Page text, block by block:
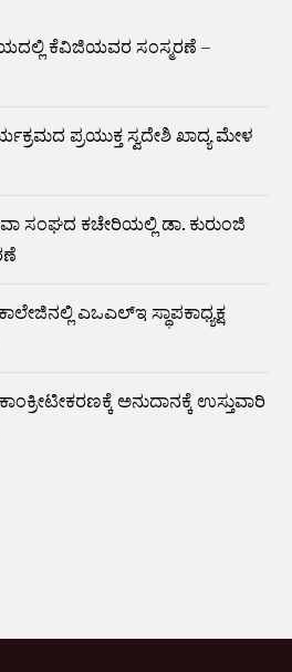
ಕೆವಿಜಿಯವರ ಸಂಸ್ಮರಣೆ –
ಪ್ರಯುಕ್ತ ಸ್ವದೇಶಿ ಖಾದ್ಯ ಮೇಳ
ಸಂಘದ ಕಚೇರಿಯಲ್ಲಿ ಡಾ. ಕುರುಂಜಿ
ಎಒಎಲ್ಇ ಸ್ಥಾಪಕಾಧ್ಯಕ್ಷ
ಅನುದಾನಕ್ಕೆ ಉಸ್ತುವಾರಿ